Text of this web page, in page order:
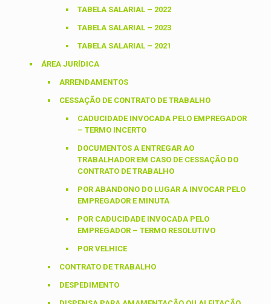
TABELA SALARIAL – 2022
TABELA SALARIAL – 2023
TABELA SALARIAL – 2021
ÁREA JURÍDICA
ARRENDAMENTOS
CESSAÇÃO DE CONTRATO DE TRABALHO
CADUCIDADE INVOCADA PELO EMPREGADOR
– TERMO INCERTO
DOCUMENTOS A ENTREGAR AO
TRABALHADOR EM CASO DE CESSAÇÃO DO
CONTRATO DE TRABALHO
POR ABANDONO DO LUGAR A INVOCAR PELO
EMPREGADOR E MINUTA
POR CADUCIDADE INVOCADA PELO
EMPREGADOR – TERMO RESOLUTIVO
POR VELHICE
CONTRATO DE TRABALHO
DESPEDIMENTO